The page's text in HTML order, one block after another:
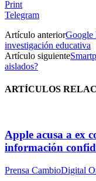
Print
Telegram
Artículo anteriorGoogle
investigación educativa
Artículo siguiente
aislados?
ARTÍCULOS
Apple acusa a ex
información
Prensa CambioDigital